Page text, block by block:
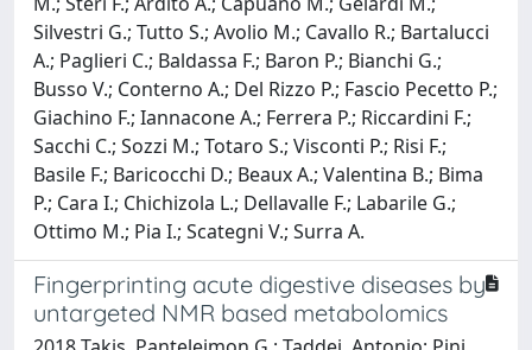
Silvestri G.; Tutto S.; Avolio M.; Cavallo R.; Bartalucci
A.; Paglieri C.; Baldassa F.; Baron P.; Bianchi G.;
Busso V.; Conterno A.; Del Rizzo P.; Fascio Pecetto P.;
Giachino F.; Iannacone A.; Ferrera P.; Riccardini F.;
Sacchi C.; Sozzi M.; Totaro S.; Visconti P.; Risi F.;
Basile F.; Baricocchi D.; Beaux A.; Valentina B.; Bima
P.; Cara I.; Chichizola L.; Dellavalle F.; Labarile G.;
Ottimo M.; Pia I.; Scategni V.; Surra A.
Fingerprinting acute digestive diseases by
untargeted NMR based metabolomics